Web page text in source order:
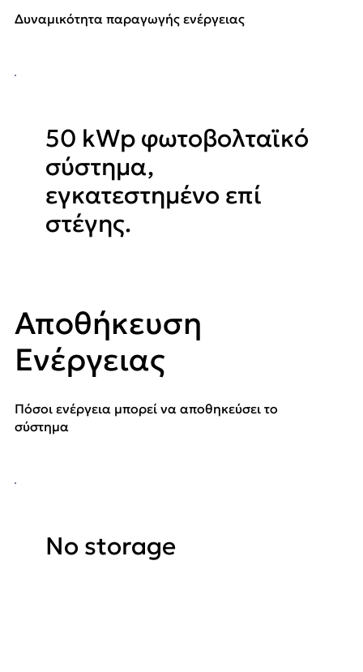
Αποθήκευση
Ενέργειας
Πόσοι ενέργεια μπορεί να αποθηκεύσει το
σύστημα
No storage
Δυναμικότητα παραγωγής ενέργειας
50 kWp φωτοβολταϊκό
σύστημα,
εγκατεστημένο επί
στέγης.